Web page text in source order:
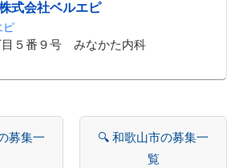
式会社ベルエピ
ピ
目５番９号 みなかた内科
募集一
🔍 和歌山市の募集一
覧